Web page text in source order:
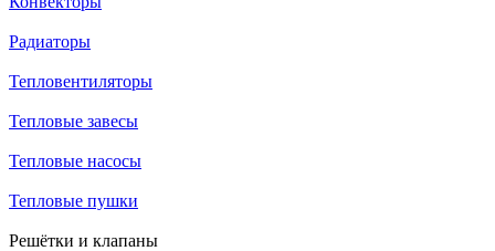
Радиаторы
Тепловентиляторы
Тепловые завесы
Тепловые насосы
Тепловые пушки
Решётки и клапаны